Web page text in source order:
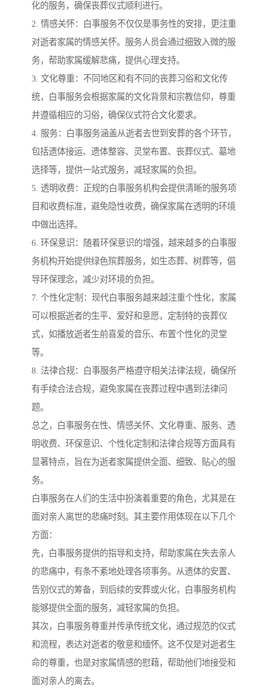
化的服务，确保丧葬仪式顺利进行。
2. 情感关怀：白事服务不仅仅是事务性的安排，更注重
对逝者家属的情感关怀。服务人员会通过细致入微的服
务，帮助家属缓解悲痛，提供心理支持。
3. 文化尊重：不同地区和有不同的丧葬习俗和文化传
统，白事服务会根据家属的文化背景和宗教信仰，尊重
并遵循相应的习俗，确保仪式符合文化要求。
4. 服务：白事服务涵盖从逝者去世到安葬的各个环节，
包括遗体接运、遗体整容、灵堂布置、丧葬仪式、墓地
选择等，提供一站式服务，减轻家属的负担。
5. 透明收费：正规的白事服务机构会提供清晰的服务项
目和收费标准，避免隐性收费，确保家属在透明的环境
中做出选择。
6. 环保意识：随着环保意识的增强，越来越多的白事服
务机构开始提供绿色殡葬服务，如生态葬、树葬等，倡
导环保理念，减少对环境的负担。
7. 个性化定制：现代白事服务越来越注重个性化，家属
可以根据逝者的生平、爱好和意愿，定制特的丧葬仪
式，如播放逝者生前喜爱的音乐、布置个性化的灵堂
等。
8. 法律合规：白事服务严格遵守相关法律法规，确保所
有手续合法合规，避免家属在丧葬过程中遇到法律问
题。
总之，白事服务在性、情感关怀、文化尊重、服务、透
明收费、环保意识、个性化定制和法律合规等方面具有
显著特点，旨在为逝者家属提供全面、细致、贴心的服
务。
白事服务在人们的生活中扮演着重要的角色，尤其是在
面对亲人离世的悲痛时刻。其主要作用体现在以下几个
方面：
先，白事服务提供的指导和支持，帮助家属在失去亲人
的悲痛中，有条不紊地处理各项事务。从遗体的安置、
告别仪式的筹备，到后续的安葬或火化，白事服务机构
能够提供全面的服务，减轻家属的负担。
其次，白事服务尊重并传承传统文化，通过规范的仪式
和流程，表达对逝者的敬意和缅怀。这不仅是对逝者生
命的尊重，也是对家属情感的慰藉，帮助他们地接受和
面对亲人的离去。